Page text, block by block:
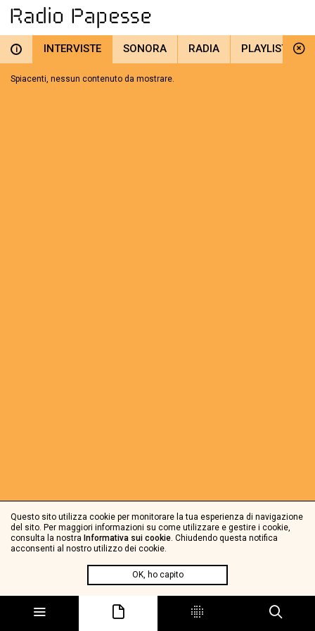
i INTERVISTE SONORA RADIA PLAYLIST
Spiacenti, nessun contenuto da mostrare.
Questo sito utilizza cookie per monitorare la tua esperienza di navigazione
del sito. Per maggiori informazioni su come utilizzare e gestire i cookie,
consulta la nostra Informativa sui cookie. Chiudendo questa notifica
acconsenti al nostro utilizzo dei cookie.
OK, ho capito